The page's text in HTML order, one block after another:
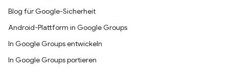
Blog für Google-Sicherheit
Android-Plattform in Google Groups
In Google Groups entwickeln
In Google Groups portieren